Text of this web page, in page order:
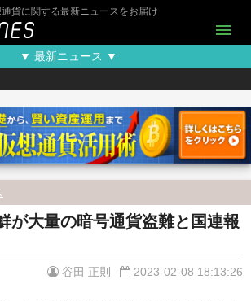
貨に関する最新ニュースをお届け
menu
▼ 最新ニュース ▼
が大量の暗号通貨盗難と国連報
谷田 正則 2023-02-08 18:13:26